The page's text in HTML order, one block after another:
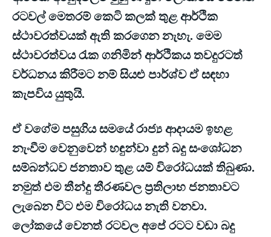
රටවල් මෙතරම් කෙටි කලක් තුළ ආර්ථික
ස්ථාවරත්වයක් ඇති කරගෙන නැහැ. මෙම
ස්ථාවරත්වය රැක ගනිමින් ආර්ථිකය තවදුරටත්
වර්ධනය කිරීමට නම් සියළු පාර්ශ්ව ඒ සඳහා
කැපවිය යුතුයි.
ඒ වගේම පසුගිය සමයේ රාජ්‍ය ආදායම ඉහළ
නැංවීම වෙනුවෙන් හඳුන්වා දුන් බදු සංශෝධන
සම්බන්ධව ජනතාව තුළ යම් විරෝධයක් තිබුණා.
නමුත් එම තීන්දු තීරණවල ප්‍රතිලාභ ජනතාවට
ලැබෙන විට එම විරෝධය නැති වනවා.
ලෝකයේ වෙනත් රටවල අපේ රටට වඩා බදු